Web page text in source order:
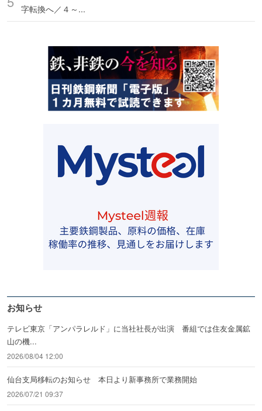
字転換へ／４～...
お知らせ
テレビ東京「アンパラレルド」に当社社長が出演 番組では住友金属鉱
山の機...
2026/08/04 12:00
仙台支局移転のお知らせ 本日より新事務所で業務開始
2026/07/21 09:37